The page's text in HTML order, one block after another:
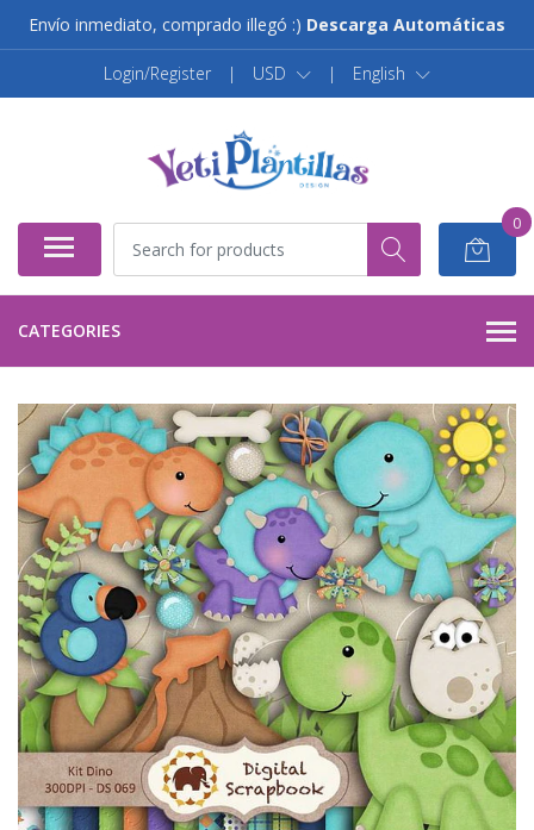
Envío inmediato, comprado illegó :) Descarga Automáticas
Login/Register | USD | English
0
CATEGORIES